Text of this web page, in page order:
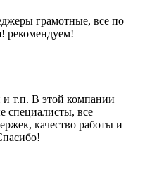
грамотные, все по
рекомендуем!
и т.п. В этой компании
специалисты, все
качество работы и